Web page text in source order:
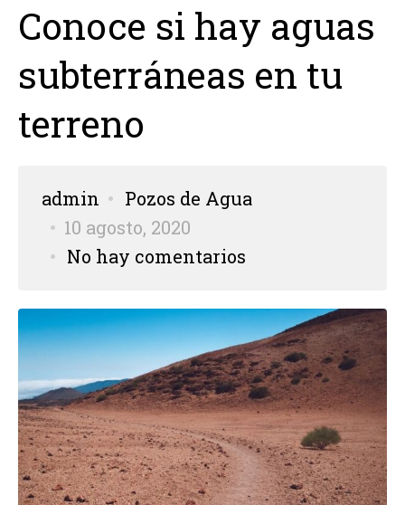
Conoce si hay aguas
subterráneas en tu
terreno
admin
Pozos de Agua
10 agosto, 2020
No hay comentarios